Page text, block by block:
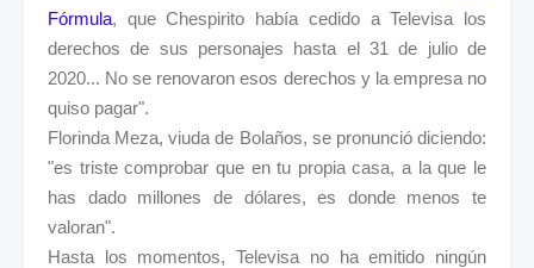
Fórmula, que Chespirito había cedido a Televisa los
derechos de sus personajes hasta el 31 de julio de
2020... No se renovaron esos derechos y la empresa no
quiso pagar".
Florinda Meza, viuda de Bolaños, se pronunció diciendo:
"es triste comprobar que en tu propia casa, a la que le
has dado millones de dólares, es donde menos te
valoran".
Hasta los momentos, Televisa no ha emitido ningún